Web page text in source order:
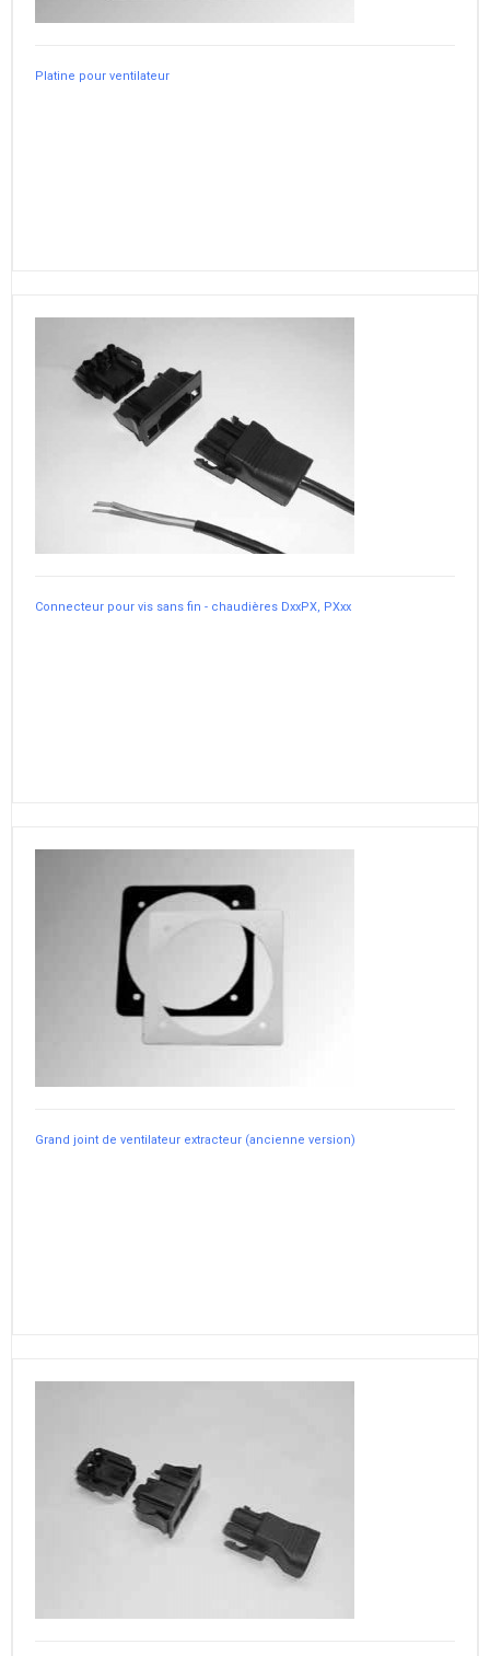
Platine pour ventilateur
Connecteur pour vis sans fin - chaudières DxxPX, PXxx
Grand joint de ventilateur extracteur (ancienne version)